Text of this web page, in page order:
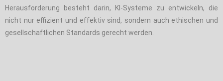
Herausforderung besteht darin, KI-Systeme zu entwickeln, die
nicht nur effizient und effektiv sind, sondern auch ethischen und
gesellschaftlichen Standards gerecht werden.